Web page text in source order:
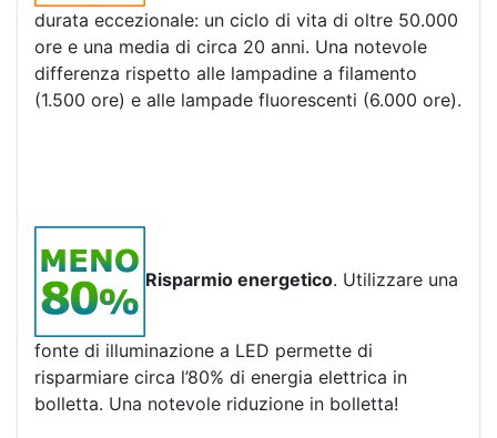
durata eccezionale: un ciclo di vita di oltre 50.000
ore e una media di circa 20 anni. Una notevole
differenza rispetto alle lampadine a filamento
(1.500 ore) e alle lampade fluorescenti (6.000 ore).
Risparmio energetico. Utilizzare una
fonte di illuminazione a LED permette di
risparmiare circa l’80% di energia elettrica in
bolletta. Una notevole riduzione in bolletta!